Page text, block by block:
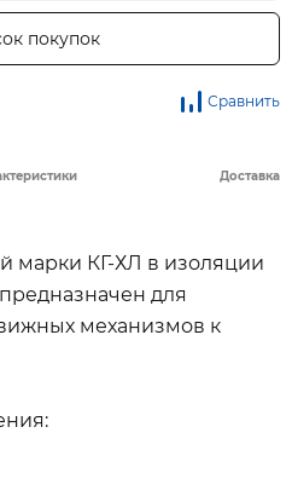
покупок
Сравнить
Доставка
марки КГ-ХЛ в изоляции
для
механизмов к